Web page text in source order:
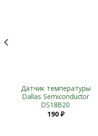
Датчик температуры
Dallas Semiconductor
DS18B20
190 ₽